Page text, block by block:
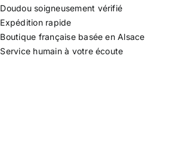
Doudou soigneusement vérifié
Expédition rapide
Boutique française basée en Alsace
Service humain à votre écoute